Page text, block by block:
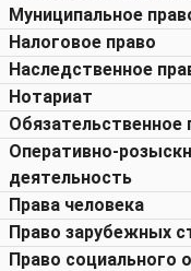
Муниципальное
Налоговое право
Наследственное
Нотариат
Обязательственное
Оперативно-
деятельность
Права человека
Право зарубежных
Право социального